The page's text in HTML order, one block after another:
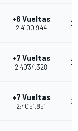
+6 Vueltas
2:41'00.944
+7 Vueltas
2:40'34.328
+7 Vueltas
2:40'51.851